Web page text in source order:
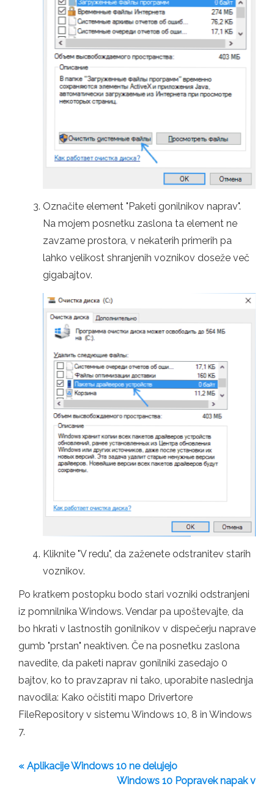
Označite element "Paketi gonilnikov naprav".
Na mojem posnetku zaslona ta element ne
zavzame prostora, v nekaterih primerih pa
lahko velikost shranjenih voznikov doseže več
gigabajtov.
Kliknite "V redu", da zaženete odstranitev starih
voznikov.
Po kratkem postopku bodo stari vozniki odstranjeni
iz pomnilnika Windows. Vendar pa upoštevajte, da
bo hkrati v lastnostih gonilnikov v dispečerju naprave
gumb "prstan" neaktiven. Če na posnetku zaslona
navedite, da paketi naprav gonilniki zasedajo 0
bajtov, ko to pravzaprav ni tako, uporabite naslednja
navodila: Kako očistiti mapo Drivertore
FileRepository v sistemu Windows 10, 8 in Windows
7.
« Aplikacije Windows 10 ne delujejo
Windows 10 Popravek napak v